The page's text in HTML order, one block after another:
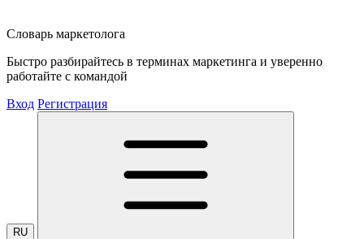
Словарь маркетолога
Быстро разбирайтесь в терминах маркетинга и уверенно
работайте с командой
Вход Регистрация
RU